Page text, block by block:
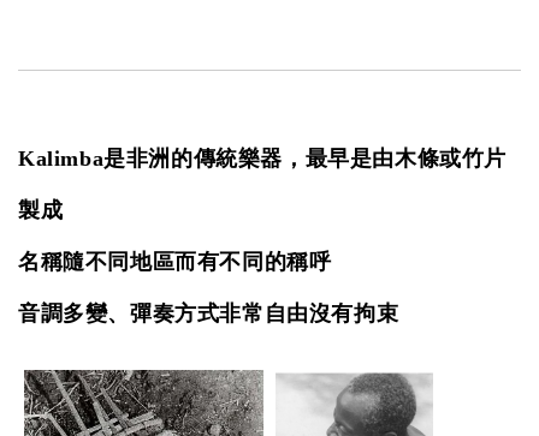
Kalimba是非洲的傳統樂器，最早是由木條或竹片
製成
名稱隨不同地區而有不同的稱呼
音調多變、彈奏方式非常自由沒有拘束